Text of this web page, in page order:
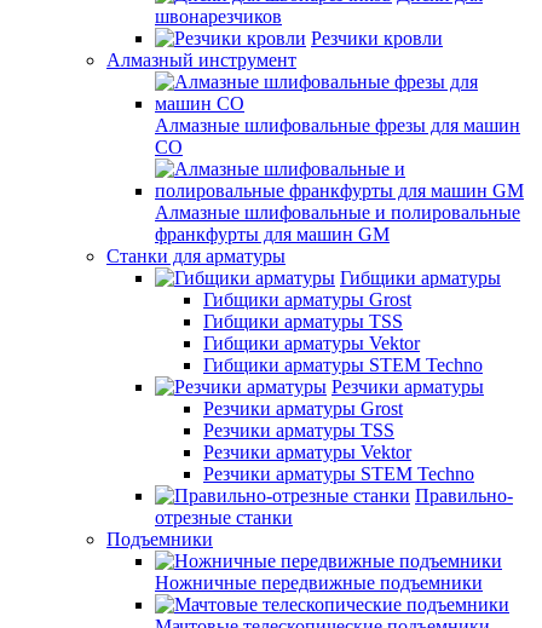
швонарезчиков
Резчики кровли
Алмазный инструмент
Алмазные шлифовальные фрезы для машин
СО
Алмазные шлифовальные и полировальные
франкфурты для машин GM
Станки для арматуры
Гибщики арматуры
Гибщики арматуры Grost
Гибщики арматуры TSS
Гибщики арматуры Vektor
Гибщики арматуры STEM Techno
Резчики арматуры
Резчики арматуры Grost
Резчики арматуры TSS
Резчики арматуры Vektor
Резчики арматуры STEM Techno
Правильно-
отрезные станки
Подъемники
Ножничные передвижные подъемники